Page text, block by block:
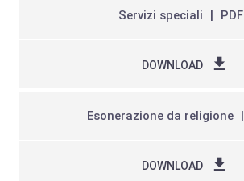
Servizi speciali PDF
DOWNLOAD
Esonerazione da religione
DOWNLOAD